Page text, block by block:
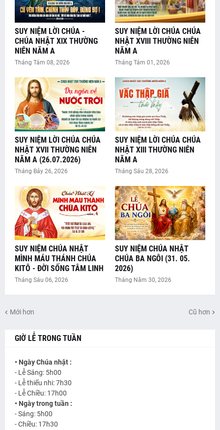
SUY NIỆM LỜI CHÚA -
CHÚA NHẬT XIX THƯỜNG
NIÊN NĂM A
Tháng Tám 08, 2026
SUY NIỆM LỜI CHÚA CHÚA
NHẬT XVIII THƯỜNG NIÊN
NĂM A
Tháng Tám 01, 2026
SUY NIỆM LỜI CHÚA CHÚA
NHẬT XVII THƯỜNG NIÊN
NĂM A (26.07.2026)
Tháng Bảy 26, 2026
SUY NIỆM LỜI CHÚA CHÚA
NHẬT XIII THƯỜNG NIÊN
NĂM A
Tháng Sáu 28, 2026
SUY NIỆM CHÚA NHẬT
MÌNH MÁU THÁNH CHÚA
KITÔ - ĐỜI SỐNG TÂM LINH
Tháng Sáu 06, 2026
SUY NIỆM CHÚA NHẬT
CHÚA BA NGÔI (31. 05.
2026)
Tháng Năm 30, 2026
Mới hơn Cũ hơn
GIỜ LỄ TRONG TUẦN
• Ngày Chúa nhật :
- Lễ Sáng: 5h00
- Lễ thiếu nhi: 7h30
- Lễ Chiều: 17h00
• Ngày trong tuần :
- Sáng: 5h00
- Chiều: 17h30